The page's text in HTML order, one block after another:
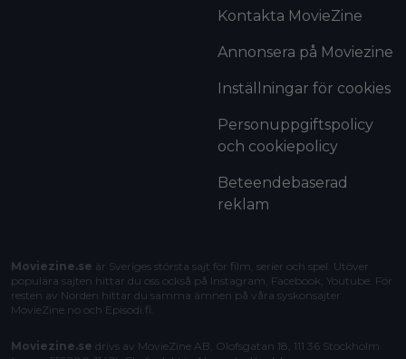
Kontakta MovieZine
Annonsera på Moviezine
Inställningar för cookies
Personuppgiftspolicy
och cookiepolicy
Beteendebaserad
reklam
Moviezine.se är Sveriges största sajt för film, serier och spel. Utöver
populära sajten hittar du oss också på Instagram, Facebook, Youtube. För
resten av Norden hittar du samma ämnen på våra syskonsajter
MovieZine.no och Episodi.fi
Moviezine.se drivs av MovieZine AB, Olofsgatan 18, 111 36 Stockholm